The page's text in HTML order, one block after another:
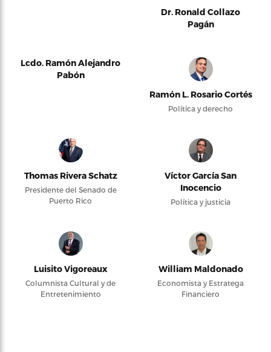
Dr. Ronald Collazo
Pagán
Lcdo. Ramón Alejandro
Pabón
Ramón L. Rosario Cortés
Política y derecho
Thomas Rivera Schatz
Presidente del Senado de
Puerto Rico
Víctor García San
Inocencio
Política y justicia
Luisito Vigoreaux
Columnista Cultural y de
Entretenimiento
William Maldonado
Economista y Estratega
Financiero